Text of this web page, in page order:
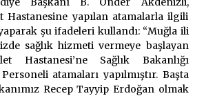
Çoğunluk CHP’de
yıl ago
Hastanesine yapılan atamalarla ilgili
şu ifadeleri kullandı: “Muğla ili
sağlık hizmeti vermeye başlayan
Hastanesi’ne Sağlık Bakanlığı
atamaları yapılmıştır. Başta
Recep Tayyip Erdoğan olmak